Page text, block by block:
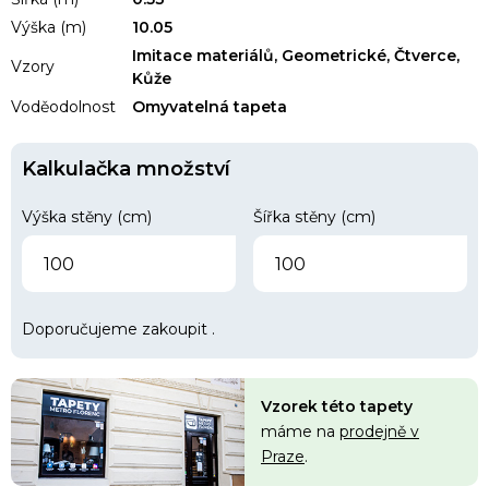
Výška (m)
10.05
Vzory
Imitace materiálů, Geometrické, Čtverce,
Kůže
Voděodolnost
Omyvatelná tapeta
Kalkulačka množství
Výška stěny (cm) Šířka stěny (cm)
Doporučujeme zakoupit .
Vzorek této tapety
máme na prodejně v
Praze.